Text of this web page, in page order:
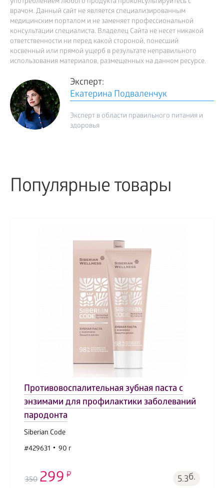
врачом. Данный сайт не является специализированным
медицинским порталом и не заменяет профессиональной
консультации специалиста. Владелец Сайта не несет никакой
ответственности ни перед какой стороной, понесший
косвенный или прямой ущерб в результате неправильного
использования материалов, размещенных на данном ресурсе.
Эксперт:
Екатерина Подваленчук
Эксперт в области правильного питания и
здоровья
Популярные товары
Противовоспалительная зубная паста с
энзимами для профилактики заболеваний
пародонта
Siberian Code
#429631
90 г
350 299 5.3б.